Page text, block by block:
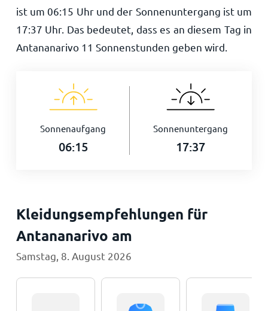
ist um06:15 Uhr und der Sonnenuntergang ist um
17:37 Uhr. Das bedeutet, dass es an diesem Tag in
Antananarivo 11 Sonnenstunden geben wird.
Sonnenaufgang
06:15
Sonnenuntergang
17:37
Kleidungsempfehlungen für
Antananarivo am
Samstag, 8. August 2026